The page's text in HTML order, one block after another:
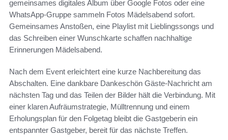
gemeinsames digitales Album über Google Fotos oder eine
WhatsApp-Gruppe sammeln Fotos Mädelsabend sofort.
Gemeinsames Anstoßen, eine Playlist mit Lieblingssongs und
das Schreiben einer Wunschkarte schaffen nachhaltige
Erinnerungen Mädelsabend.
Nach dem Event erleichtert eine kurze Nachbereitung das
Abschalten. Eine dankbare Dankeschön Gäste-Nachricht am
nächsten Tag und das Teilen der Bilder hält die Verbindung. Mit
einer klaren Aufräumstrategie, Mülltrennung und einem
Erholungsplan für den Folgetag bleibt die Gastgeberin ein
entspannter Gastgeber, bereit für das nächste Treffen.